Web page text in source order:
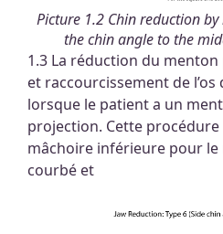
Picture 1.2 Chin reduction
the chin angle to the
1.3 La réduction du
et raccourcissement de
lorsque le patient a un
projection. Cette procédure
mâchoire inférieure pour
courbé et